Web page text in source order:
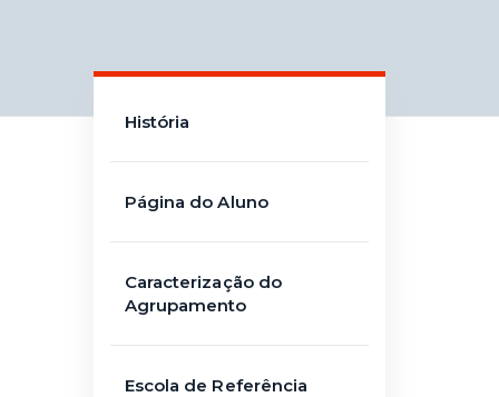
História
Página do Aluno
Caracterização do
Agrupamento
Escola de Referência